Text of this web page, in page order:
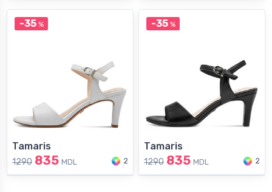
-35%
Tamaris
1290 835 MDL 2
-35%
Tamaris
1290 835 MDL 2